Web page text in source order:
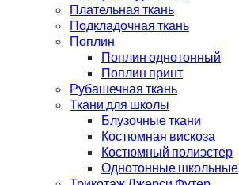
Плательная ткань
Подкладочная ткань
Поплин
Поплин однотонный
Поплин принт
Рубашечная ткань
Ткани для школы
Блузочные ткани
Костюмная вискоза
Костюмный полиэстер
Однотонные школьные